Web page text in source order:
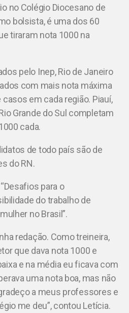
no Colégio Diocesano de
bolsista, é uma dos 60
tiraram nota 1000 na
pelo Inep, Rio de Janeiro
com mais nota máxima
em cada região. Piauí,
Grande do Sul completam
cada.
de todo país são de
do RN.
para o
do trabalho de
no Brasil”.
redação. Como treineira,
que dava nota 1000 e
e na média eu ficava com
uma nota boa, mas não
a meus professores e
me deu”, contou Letícia.